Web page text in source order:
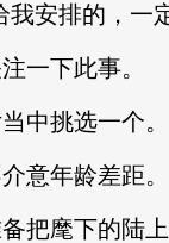
安排的，一
一下此事。
挑选一个。
年龄差距。
麾下的陆上